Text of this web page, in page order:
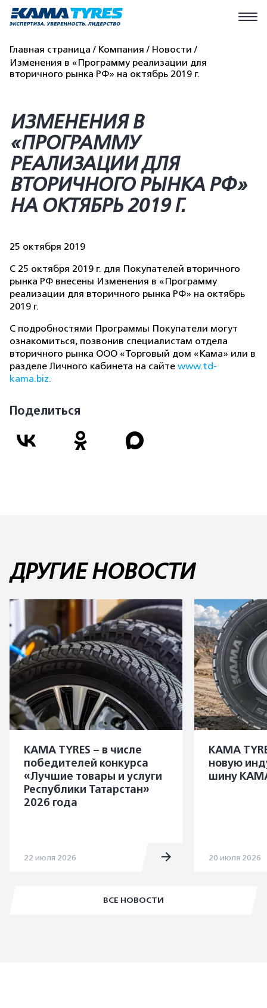
Главная страница Компания
Новости
Изменения в «Программу реализации для
вторичного рынка РФ» на октябрь 2019 г.
ИЗМЕНЕНИЯ В
«ПРОГРАММУ
РЕАЛИЗАЦИИ ДЛЯ
ВТОРИЧНОГО РЫНКА РФ»
НА ОКТЯБРЬ 2019 Г.
25 октября 2019
С 25 октября 2019 г. для Покупателей вторичного
рынка РФ внесены Изменения в «Программу
реализации для вторичного рынка РФ» на октябрь
2019 г.
С подробностями Программы Покупатели могут
ознакомиться, позвонив специалистам отдела
вторичного рынка ООО «Торговый дом «Кама» или в
разделе Личного кабинета на сайте www.td-
kama.biz.
Поделиться
ДРУГИЕ НОВОСТИ
ВСЕ НОВОСТИ
KAMA TYRES – в числе
победителей конкурса
«Лучшие товары и услуги
Республики Татарстан»
2026 года
22 июля 2026
KAMA
новую
шину
20 июля 2026